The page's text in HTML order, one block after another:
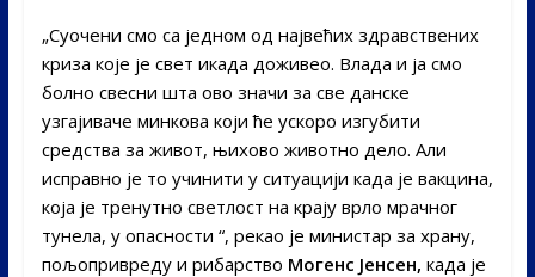
„Суочени смо са једном од највећих здравствених
криза које је свет икада доживео. Влада и ја смо
болно свесни шта ово значи за све данске
узгајиваче минкова који ће ускоро изгубити
средства за живот, њихово животно дело. Али
исправно је то учинити у ситуацији када је вакцина,
која је тренутно светлост на крају врло мрачног
тунела, у опасности “, рекао је министар за храну,
пољопривреду и рибарство Могенс Јенсен, када је